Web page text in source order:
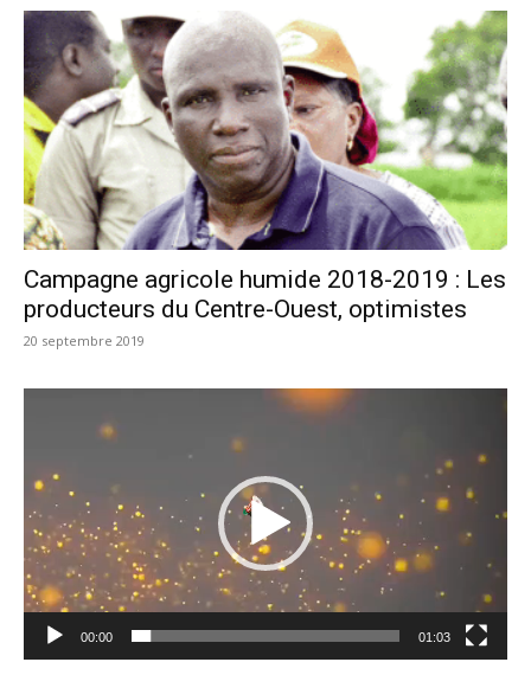
Campagne agricole humide 2018-2019 : Les
producteurs du Centre-Ouest, optimistes
20 septembre 2019
00:00 01:03